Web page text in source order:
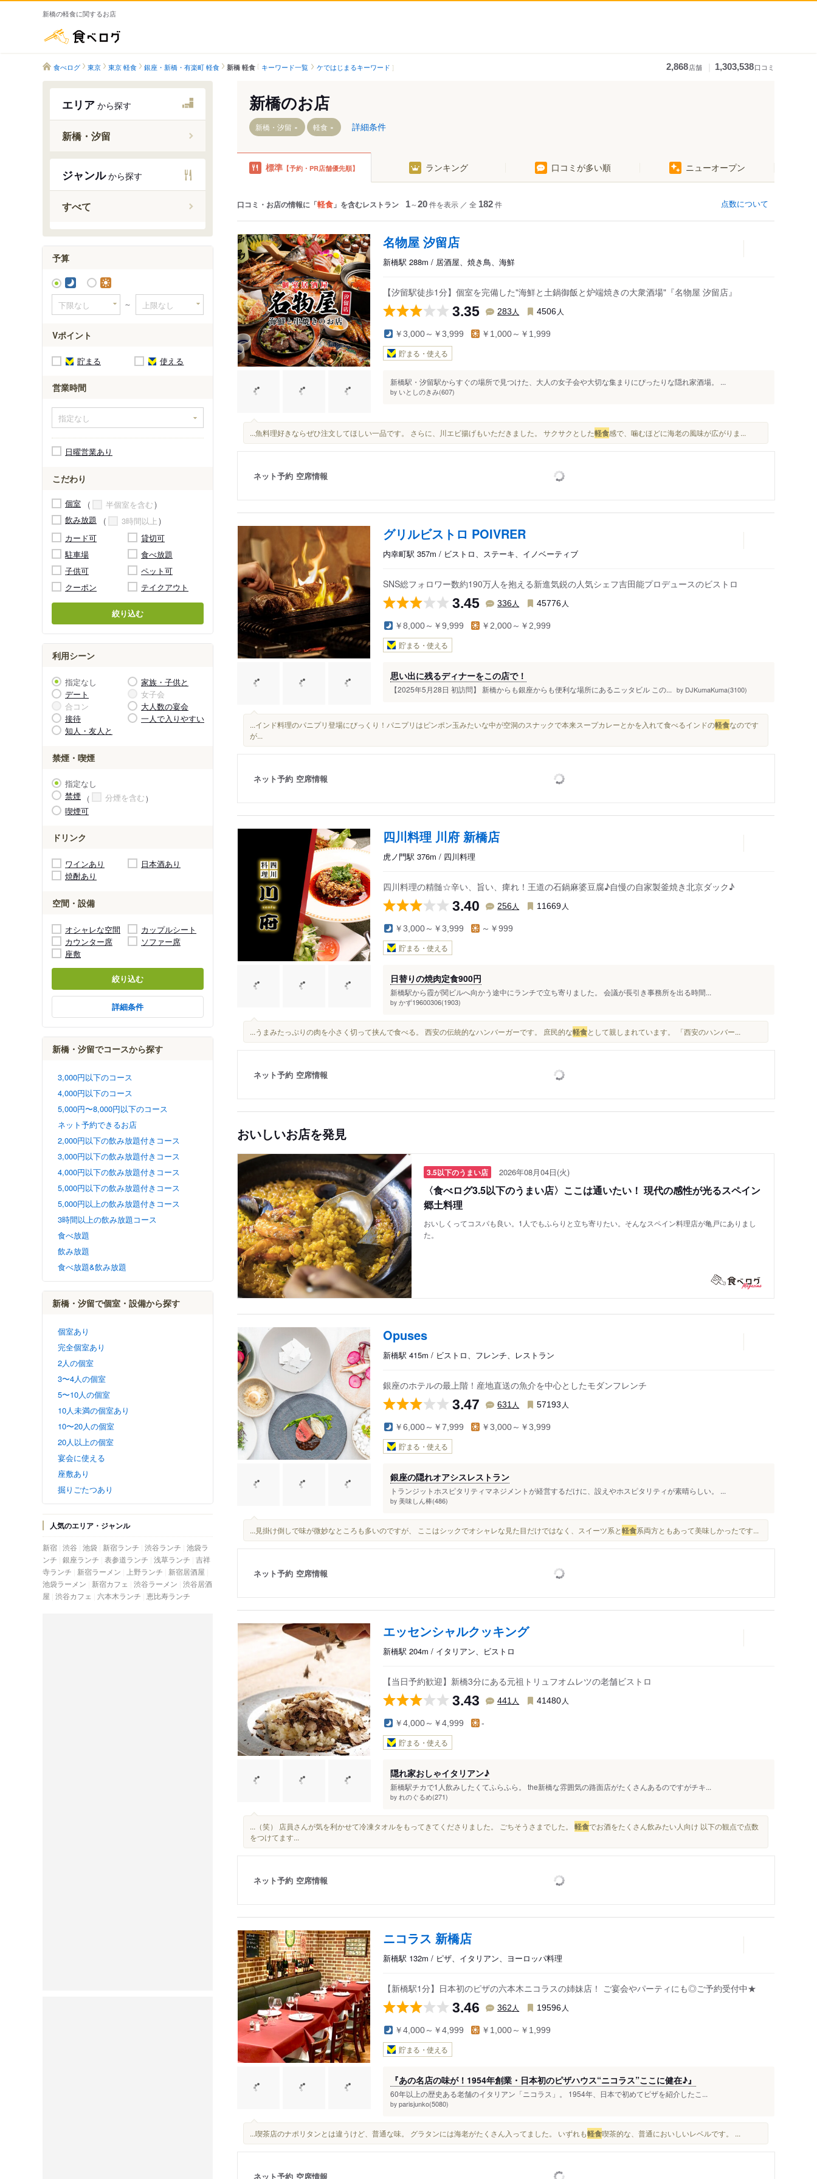
新橋の軽食に関するお店
食べログ 東京 東京 軽食 銀座・新橋・有楽町 軽食 新橋 軽食 キーワード一覧 ケではじまるキーワード 2,868店舗 1,303,538口コミ
エリア から探す
新橋・汐留
ジャンルから探す
すべて
予算
～
Vポイント
貯まる 使える
営業時間
日曜営業あり
こだわり
個室
半個室を含む
飲み放題
3時間以上
カード可
貸切可
駐車場
食べ放題
子供可
ペット可
クーポン
テイクアウト
絞り込む
利用シーン
指定なし
家族・子供と
デート
女子会
合コン
大人数の宴会
接待
一人で入りやすい
知人・友人と
禁煙・喫煙
指定なし
禁煙
分煙を含む
喫煙可
ドリンク
ワインあり
日本酒あり
焼酎あり
空間・設備
オシャレな空間
カップルシート
カウンター席
ソファー席
座敷
絞り込む
詳細条件
新橋・汐留でコースから探す
3,000円以下のコース
4,000円以下のコース
5,000円〜8,000円以下のコース
ネット予約できるお店
2,000円以下の飲み放題付きコース
3,000円以下の飲み放題付きコース
4,000円以下の飲み放題付きコース
5,000円以下の飲み放題付きコース
5,000円以上の飲み放題付きコース
3時間以上の飲み放題コース
食べ放題
飲み放題
食べ放題&飲み放題
新橋・汐留で個室・設備から探す
個室あり
完全個室あり
2人の個室
3〜4人の個室
5〜10人の個室
10人未満の個室あり
10〜20人の個室
20人以上の個室
宴会に使える
座敷あり
掘りごたつあり
人気のエリア・ジャンル
新宿 渋谷 池袋 新宿ランチ 渋谷ランチ 池袋ラ
ンチ 銀座ランチ 表参道ランチ 浅草ランチ 吉祥
寺ランチ
新宿ラーメン 上野ランチ
新宿居酒屋
池袋ラーメン
新宿カフェ 渋谷ラーメン 渋谷居酒
屋 渋谷カフェ 六本木ランチ 恵比寿ランチ
新橋のお店
新橋・汐留 軽食 詳細条件
標準 【予約・PR店舗優先順】 ランキング 口コミが多い順 ニューオープン
口コミ・お店の情報に「軽食 」を含むレストラン 1～20件を表示 ／ 全 182件 点数について
名物屋 汐留店
新橋駅 288m / 居酒屋、焼き鳥、海鮮
【汐留駅徒歩1分】個室を完備した"海鮮と土鍋御飯と炉端焼きの大衆酒場"『名物屋 汐留店』
3.35 283 人 4506 人
￥3,000～￥3,999 ￥1,000～￥1,999
貯まる・使える
新橋駅・汐留駅からすぐの場所で見つけた、大人の女子会や大切な集まりにぴったりな隠れ家酒場。 ...
by いとしのきみ(607)
...魚料理好きならぜひ注文してほしい一品です。 さらに、川エビ揚げもいただきました。 サクサクとした軽食感で、噛むほどに海老の風味が広がりま...
ネット予約 空席情報
グリルビストロ POIVRER
内幸町駅 357m / ビストロ、ステーキ、イノベーティブ
SNS総フォロワー数約190万人を抱える新進気鋭の人気シェフ吉田能プロデュースのビストロ
3.45 336人 45776 人
￥8,000～￥9,999 ￥2,000～￥2,999
貯まる・使える
思い出に残るディナーをこの店で！
【2025年5月28日 初訪問】 新橋からも銀座からも便利な場所にあるニッタビル この... by DJKumaKuma(3100)
...インド料理のパニプリ登場にびっくり！パニプリはピンポン玉みたいな中が空洞のスナックで本来スープカレーとかを入れて食べるインドの軽食なのです
が...
ネット予約 空席情報
四川料理 川府 新橋店
虎ノ門駅 376m / 四川料理
四川料理の精髄☆辛い、旨い、痺れ！王道の石鍋麻婆豆腐♪自慢の自家製釜焼き北京ダック♪
3.40 256人 11669 人
￥3,000～￥3,999 ～￥999
貯まる・使える
日替りの焼肉定食900円
新橋駅から霞が関ビルへ向かう途中にランチで立ち寄りました。 会議が長引き事務所を出る時間...
by かず19600306(1903)
...うまみたっぷりの肉を小さく切って挟んで食べる。 西安の伝統的なハンバーガーです。 庶民的な軽食として親しまれています。 「西安のハンバー...
ネット予約 空席情報
おいしいお店を発見
3.5以下のうまい店 2026年08月04日(火)
〈食べログ3.5以下のうまい店〉ここは通いたい！ 現代の感性が光るスペイン
郷土料理
おいしくってコスパも良い。1人でもふらりと立ち寄りたい。そんなスペイン料理店が亀戸にありまし
た。
Opuses
新橋駅 415m / ビストロ、フレンチ、レストラン
銀座のホテルの最上階！産地直送の魚介を中心としたモダンフレンチ
3.47 631 人 57193 人
￥6,000～￥7,999 ￥3,000～￥3,999
貯まる・使える
銀座の隠れオアシスレストラン
トランジットホスピタリティマネジメントが経営するだけに、設えやホスピタリティが素晴らしい。 ...
by 美味しん棒(486)
...見掛け倒しで味が微妙なところも多いのですが、 ここはシックでオシャレな見た目だけではなく、スイーツ系と軽食系両方ともあって美味しかったです...
ネット予約 空席情報
エッセンシャルクッキング
新橋駅 204m / イタリアン、ビストロ
【当日予約歓迎】新橋3分にある元祖トリュフオムレツの老舗ビストロ
3.43 441 人 41480 人
￥4,000～￥4,999 -
貯まる・使える
隠れ家おしゃイタリアン♪
新橋駅チカで1人飲みしたくてふらふら。 the新橋な雰囲気の路面店がたくさんあるのですがチキ...
by れのぐるめ(271)
...（笑） 店員さんが気を利かせて冷凍タオルをもってきてくださりました。 ごちそうさまでした。 軽食でお酒をたくさん飲みたい人向け 以下の観点で点数
をつけてます...
ネット予約 空席情報
ニコラス 新橋店
新橋駅 132m / ピザ、イタリアン、ヨーロッパ料理
【新橋駅1分】日本初のピザの六本木ニコラスの姉妹店！ ご宴会やパーティにも◎ご予約受付中★
3.46 362 人 19596 人
￥4,000～￥4,999 ￥1,000～￥1,999
貯まる・使える
『あの名店の味が！1954年創業・日本初のピザハウス“ニコラス”ここに健在♪』
60年以上の歴史ある老舗のイタリアン「ニコラス」。 1954年、日本で初めてピザを紹介したこ...
by parisjunko(5080)
...喫茶店のナポリタンとは違うけど、普通な味。 グラタンには海老がたくさん入ってました。 いずれも軽食喫茶的な、普通においしいレベルです。 ...
ネット予約 空席情報